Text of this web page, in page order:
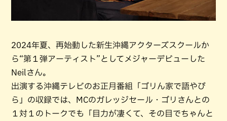
2024年夏、再始動した新生沖縄アクターズスクールか
ら“第１弾アーティスト”としてメジャーデビューした
Neilさん。
出演する沖縄テレビのお正月番組「ゴリん家で語やび
ら」の収録では、MCのガレッジセール・ゴリさんとの
１対１のトークでも「目力が凄くて、その目でちゃんと